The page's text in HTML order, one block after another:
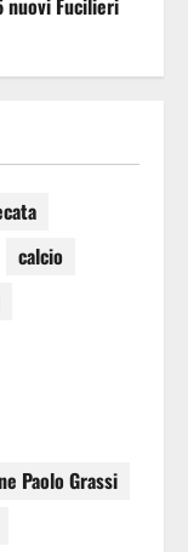
calcio
Paolo Grassi